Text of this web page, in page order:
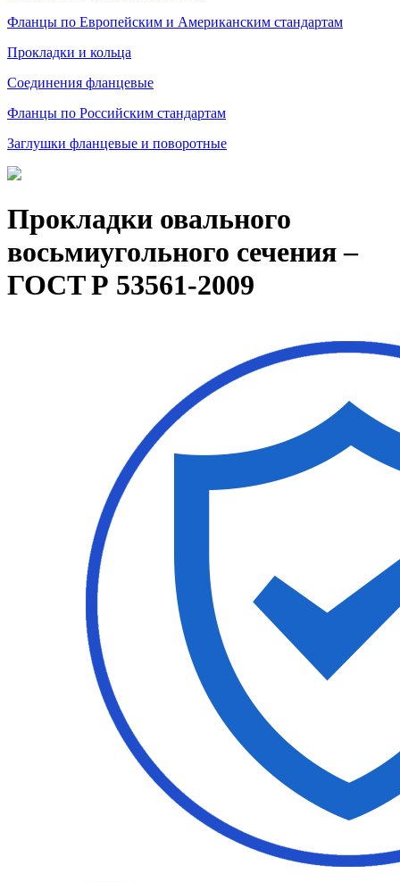
Фланцы по Европейским и Американским стандартам
Прокладки и кольца
Соединения фланцевые
Фланцы по Российским стандартам
Заглушки фланцевые и поворотные
Прокладки овального
восьмиугольного сечения –
ГОСТ Р 53561‑2009